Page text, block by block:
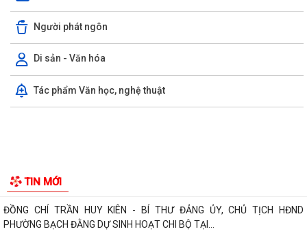
Người phát ngôn
Di sản - Văn hóa
Tác phẩm Văn học, nghệ thuật
QUYẾT SỐ 22/2026/NQ-HĐND, NGÀY 28/7/2026...
THÀNH PHỐ HẢI PHÒNG VỀ TĂNG CƯỜNG CÔNG TÁC...
ĐẢNG ỦY PHƯỜNG BẠCH ĐẰNG HỌP TỔ CÔNG TÁC THỰC HIỆN SỐ
HÓA, TẠO LẬP DỮ LIỆU ĐẢNG VIÊN